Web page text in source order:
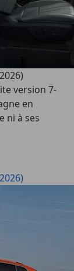
version 7-
en
ni à ses